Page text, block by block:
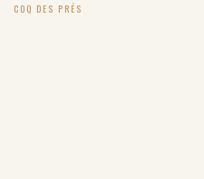
COQ DES PRÉS